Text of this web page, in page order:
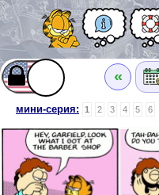
«
мини-серия: 1 2 3 4 5 6